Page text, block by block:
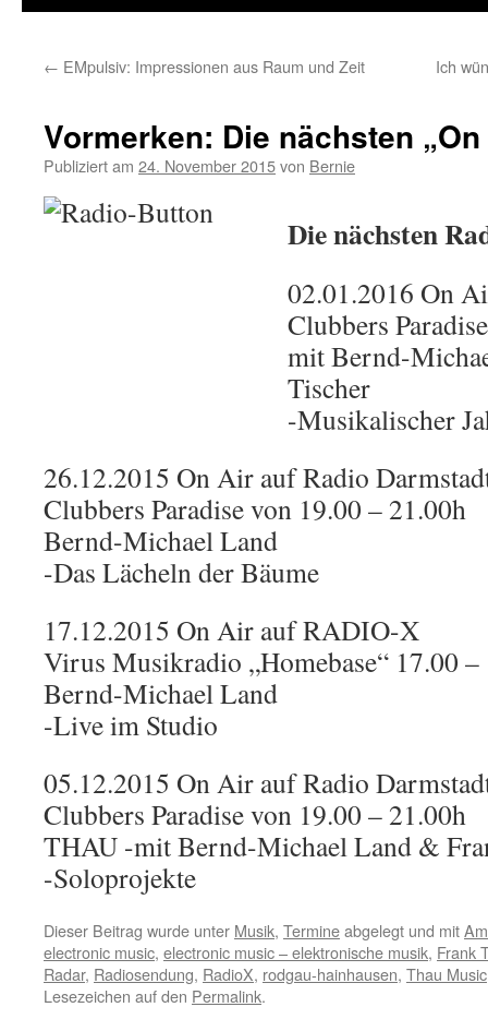
← EMpulsiv: Impressionen aus Raum und Zeit Ich
Vormerken: Die nächsten
Publiziert am 24. November 2015von Bernie
Die nächsten
02.01.2016 On
Clubbers
mit Bernd-
Tischer
-Musikalischer
26.12.2015 On Air auf Radio
Clubbers Paradise von 19.00 – 21.00h
Bernd-Michael Land
-Das Lächeln der Bäume
17.12.2015 On Air auf RADIO-X
Virus Musikradio „Homebase“ 17.00 –
Bernd-Michael Land
-Live im Studio
05.12.2015 On Air auf Radio
Clubbers Paradise von 19.00 – 21.00h
THAU -mit Bernd-Michael Land &
-Soloprojekte
Dieser Beitrag wurde unter Musik, Termineabgelegt und mit
electronic music, electronic music – elektronische musik, Frank
Radar, Radiosendung, RadioX, rodgau-hainhausen, Thau Music
Lesezeichen auf den Permalink.